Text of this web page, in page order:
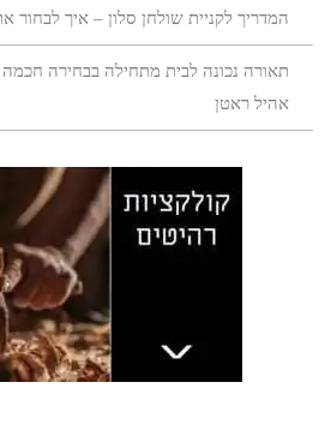
המדריך לקניית שולחן סלון – איך לבחור
תאורה נכונה לבית מתחילה בבחירה
אהיל ראטן